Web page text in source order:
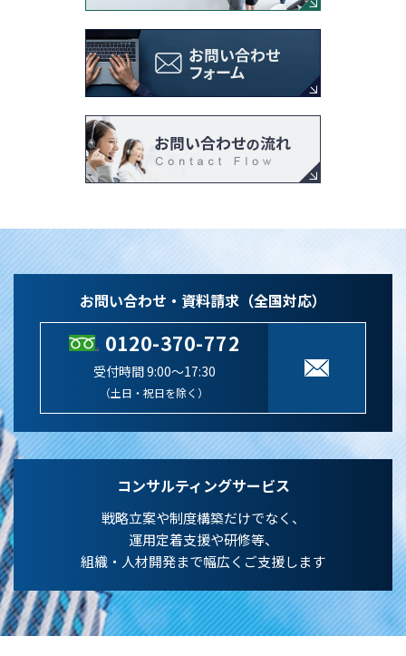
お問い合わせ・資料請求（全国対応）
0120-370-772
受付時間 9:00～17:30
（土日・祝日を除く）
コンサルティングサービス
戦略立案や制度構築だけでなく、
運用定着支援や研修等、
組織・人材開発まで幅広くご支援します